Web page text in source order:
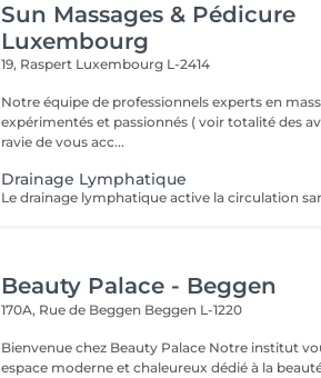
Sun Massages & Pédicure
Luxembourg
19, Raspert Luxembourg L-2414
Notre équipe de professionnels experts en
expérimentés et passionnés ( voir totalité des
ravie de vous acc...
Drainage Lymphatique
Beauty Palace - Beggen
170A, Rue de Beggen Beggen L-1220
Bienvenue chez Beauty Palace Notre institut vous accueille dans un
espace moderne et chaleureux dédié à la